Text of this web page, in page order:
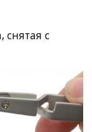
снятая с